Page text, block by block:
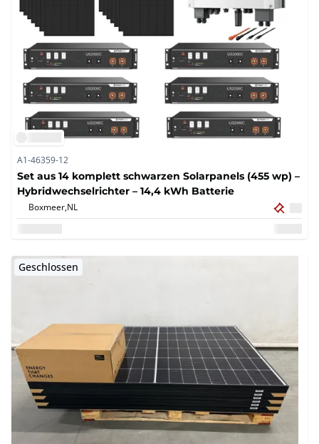
A1-46359-12
Set aus 14 komplett schwarzen Solarpanels (455 wp) –
Hybridwechselrichter – 14,4 kWh Batterie
Boxmeer,NL
Geschlossen